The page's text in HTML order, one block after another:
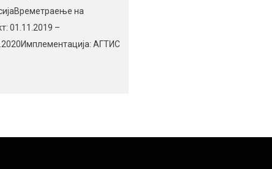
на
01.11.2019 –
АГТИСМедиумски